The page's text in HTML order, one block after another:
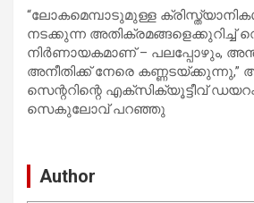
“ലോകമെമ്പാടുമുള്ള
നടക്കുന്ന അതിക്രമങ്ങളെക്കുറിച്ച്
നിർണായകമാണ് – പലപ്പോഴും,
അനീതിക്ക് നേരെ കണ്ണടയ്ക്കുന്നു,”
സെന്ററിന്റെ എക്സിക്യൂട്ടീവ്
സെകുലോവ് പറഞ്ഞു
Author